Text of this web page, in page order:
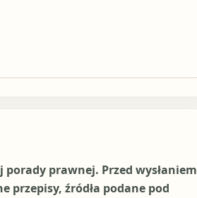
prawnej. Przed wysłaniem
przepisy, źródła podane pod